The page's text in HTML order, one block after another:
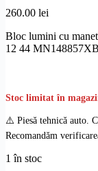
260.00 lei
Bloc lumini cu
12 44 MN148857XB
Stoc limitat în
⚠️ Piesă tehnică auto.
Recomandăm
1 în stoc